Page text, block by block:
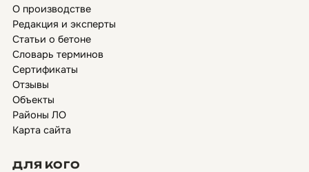
О производстве
Редакция и эксперты
Статьи о бетоне
Словарь терминов
Сертификаты
Отзывы
Объекты
Районы ЛО
Карта сайта
ДЛЯ КОГО